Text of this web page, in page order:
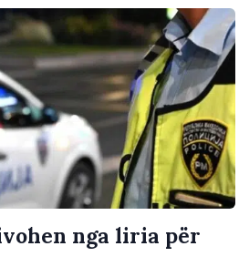
nga liria për